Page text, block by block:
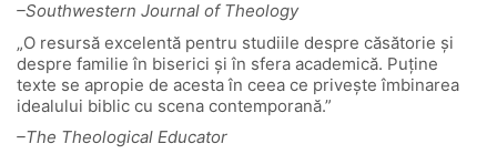
–Southwestern Journal of Theology
„O resursă excelentă pentru studiile despre căsătorie şi
despre familie în biserici şi în sfera academică. Puţine
texte se apropie de acesta în ceea ce priveşte îmbinarea
idealului biblic cu scena contemporană.”
–The Theological Educator